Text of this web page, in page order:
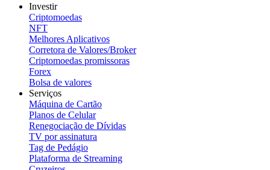
Investir
Criptomoedas
NFT
Melhores Aplicativos
Corretora de Valores/Broker
Criptomoedas promissoras
Forex
Bolsa de valores
Serviços
Máquina de Cartão
Planos de Celular
Renegociação de Dívidas
TV por assinatura
Tag de Pedágio
Plataforma de Streaming